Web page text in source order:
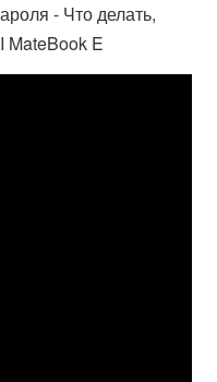
- Что делать,
MateBook E